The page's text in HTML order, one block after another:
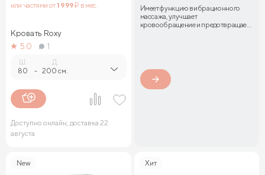
или частями от1 999₽ в мес.
Кровать Roxy
5.0
1
80 -
Д.
200 см.
Доступно онлайн, доставка 22
августа
Имеет функцию вибрационного
массажа, улучшает
кровообращение и предотвращает
New Хит